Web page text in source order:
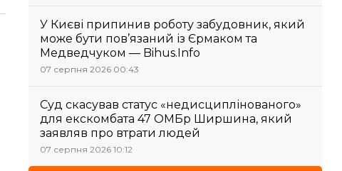
У Києві припинив роботу забудовник, який
може бути пов’язаний із Єрмаком та
Медведчуком — Bihus.Info
07 серпня 2026 00:43
Суд скасував статус «недисциплінованого»
для екскомбата 47 ОМБр Ширшина, який
заявляв про втрати людей
07 серпня 2026 10:12